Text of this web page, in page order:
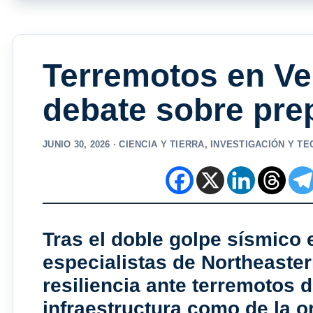
Terremotos en
debate sobre
JUNIO 30, 2026 ·CIENCIA Y TIERRA, INVESTIGACIÓN Y
Tras el doble golpe sísmico
especialistas de
resiliencia ante terremotos
infraestructura como de la